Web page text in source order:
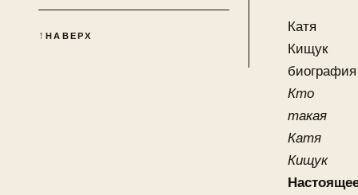
НАВЕРХ
Катя
Кищук
биография
Кто
такая
Катя
Кищук